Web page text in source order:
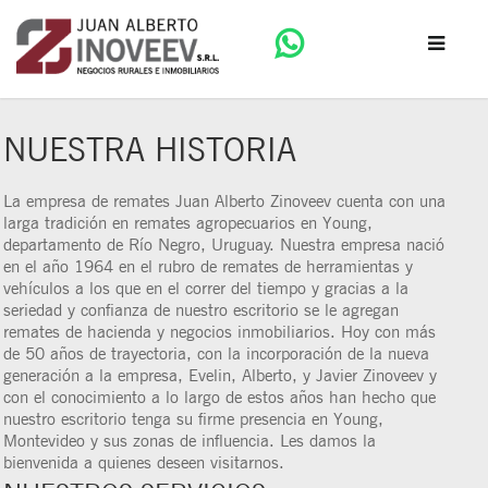
NUESTRA HISTORIA
La empresa de remates Juan Alberto Zinoveev cuenta con una
larga tradición en remates agropecuarios en Young,
departamento de Río Negro, Uruguay. Nuestra empresa nació
en el año 1964 en el rubro de remates de herramientas y
vehículos a los que en el correr del tiempo y gracias a la
seriedad y confianza de nuestro escritorio se le agregan
remates de hacienda y negocios inmobiliarios. Hoy con más
de 50 años de trayectoria, con la incorporación de la nueva
generación a la empresa, Evelin, Alberto, y Javier Zinoveev y
con el conocimiento a lo largo de estos años han hecho que
nuestro escritorio tenga su firme presencia en Young,
Montevideo y sus zonas de influencia. Les damos la
bienvenida a quienes deseen visitarnos.